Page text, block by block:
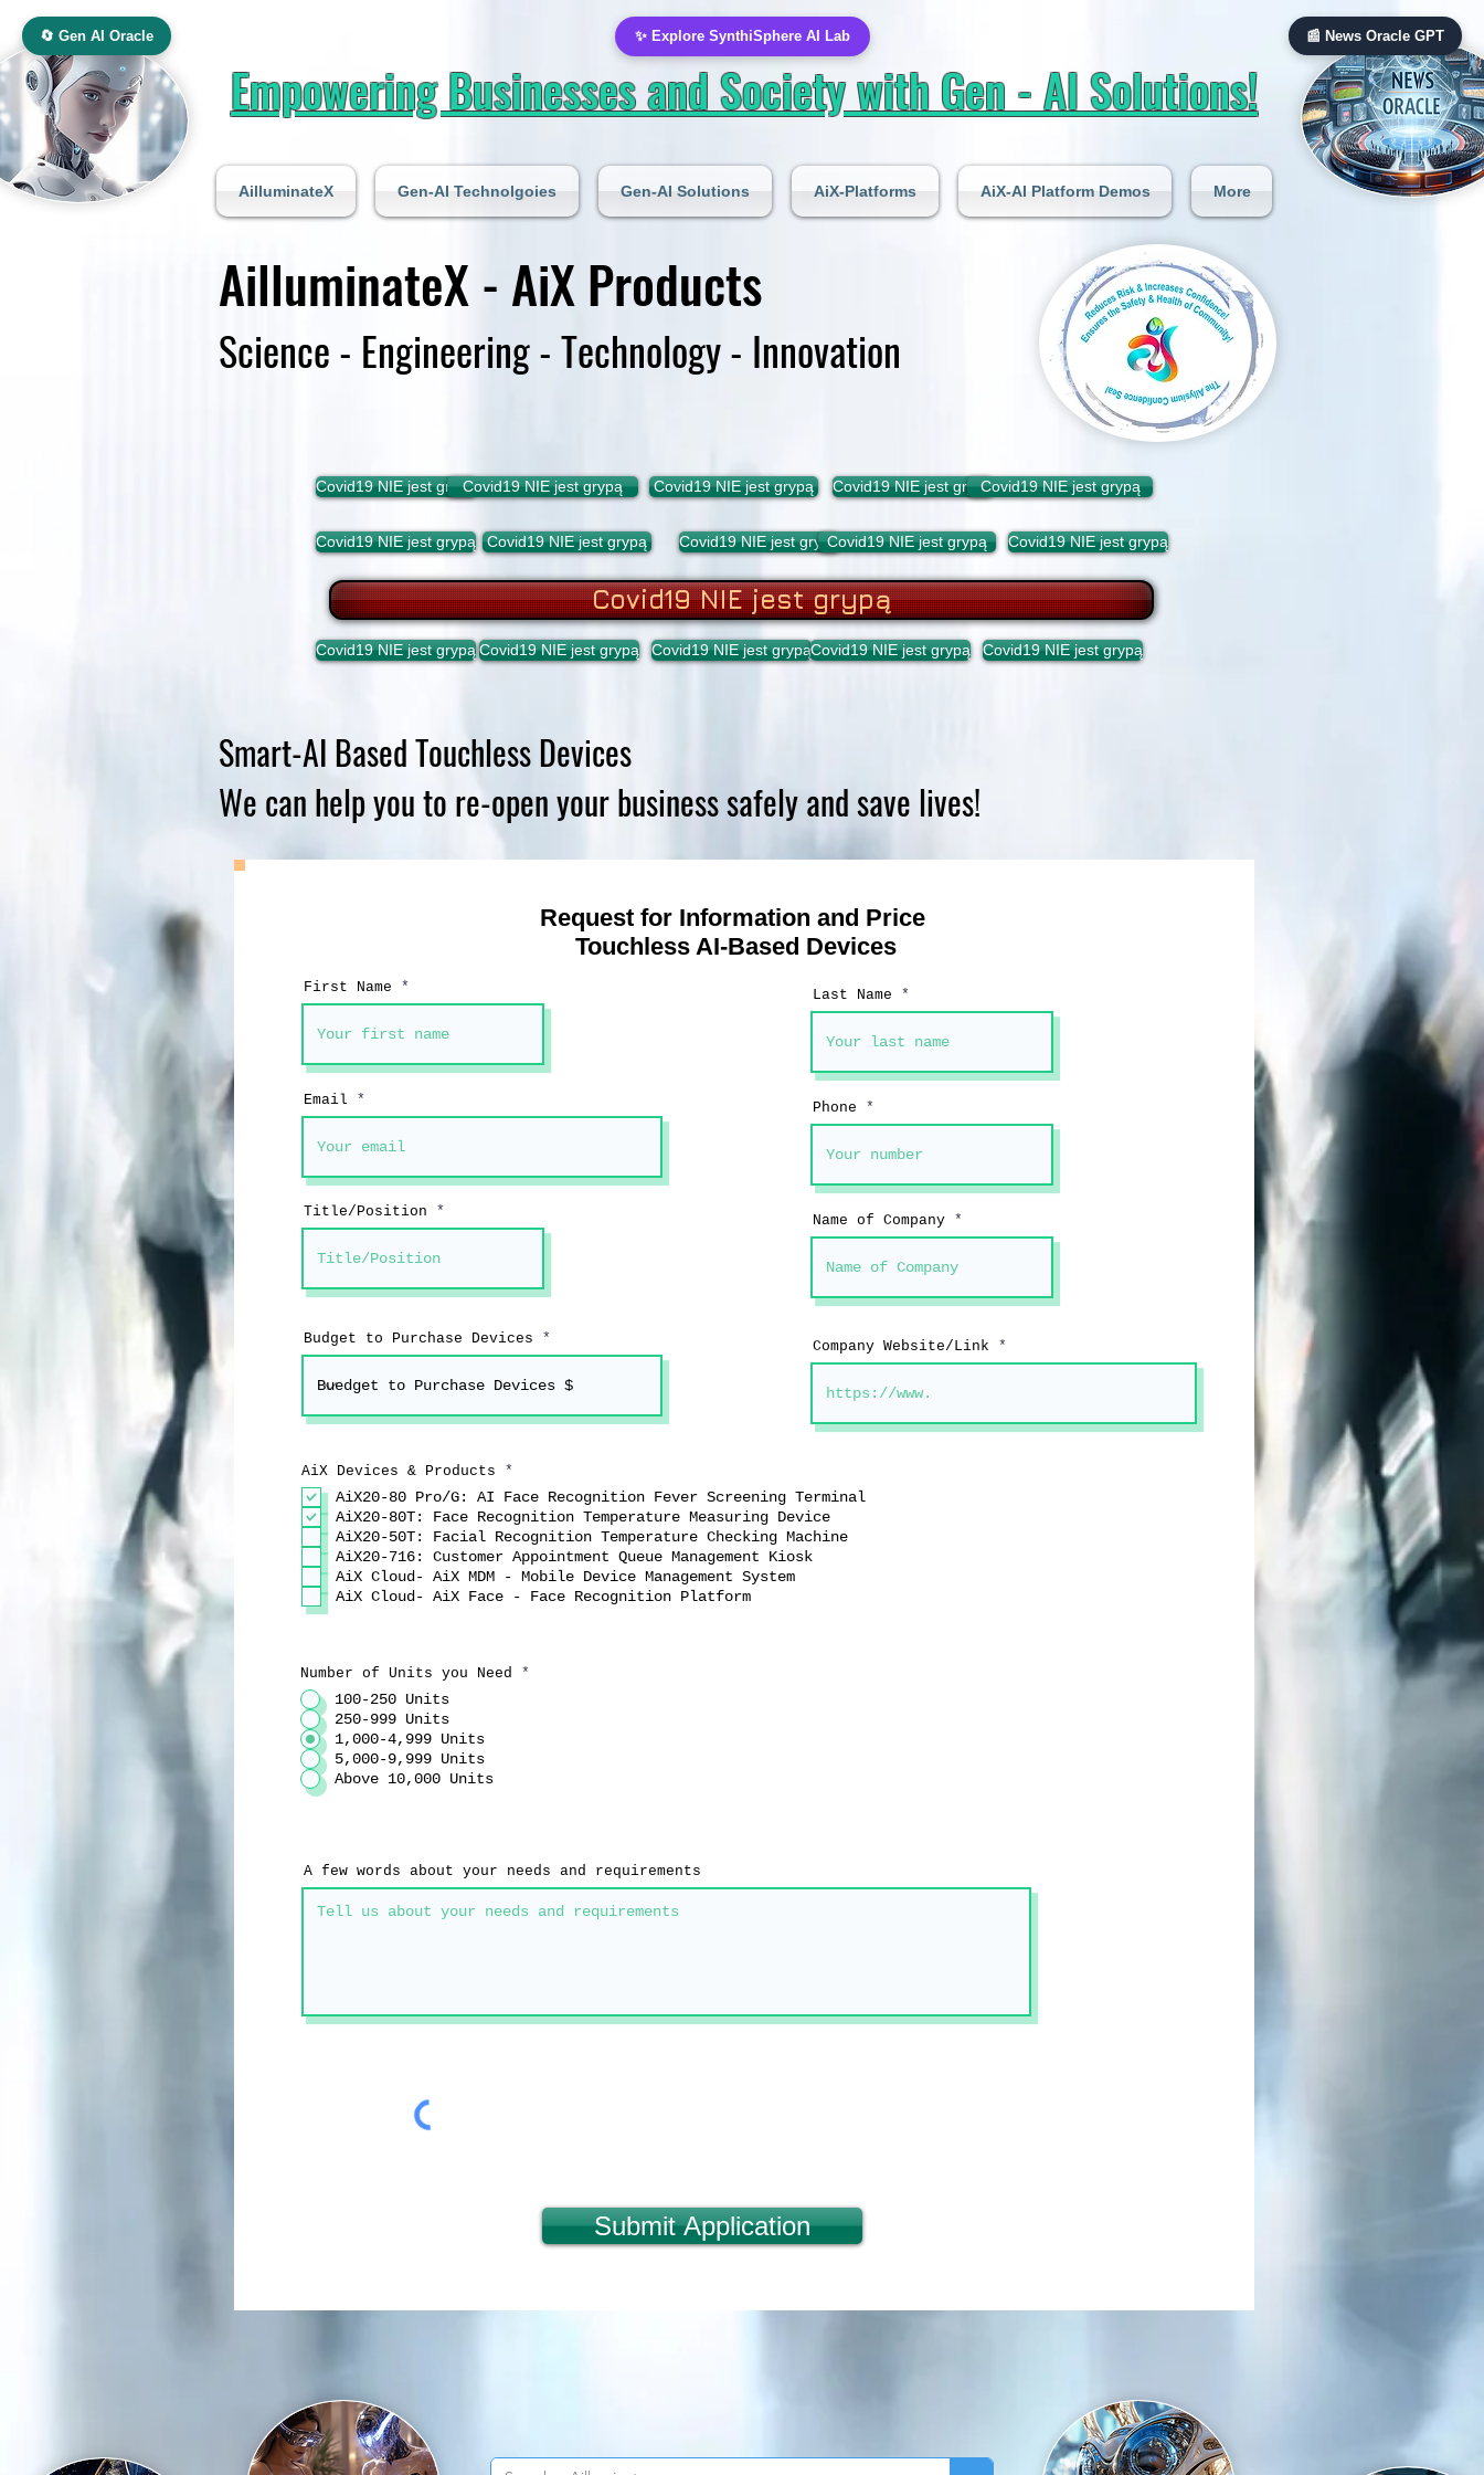
Empowering Businesses and Society with Gen - AI Solutions!
AilluminateX Gen-AI Technolgoies Gen-AI Solutions AiX-Platforms AiX-AI Platform Demos More
AilluminateX - AiX Products
Science - Engineering - Technology - Innovation
Covid19 NIE jest grypąCovid19 NIE jest grypą Covid19 NIE jest grypą Covid19 NIE jest grypąCovid19 NIE jest grypą
Covid19 NIE jest grypą Covid19 NIE jest grypą Covid19 NIE jest grypąCovid19 NIE jest grypą Covid19 NIE jest grypą
Covid19 NIE jest grypą
Covid19 NIE jest grypąCovid19 NIE jest grypą Covid19 NIE jest grypąCovid19 NIE jest grypą Covid19 NIE jest grypą
Smart-AI Based Touchless Devices
We can help you to re-open your business safely and save lives!
Request for Information and Price
Touchless AI-Based Devices
First Name
Email
Title/Position
Budget to Purchase Devices
Last Name
Phone
Name of Company
Company Website/Link
AiX Devices & Products *
m
a
g
a
n
AiX20-80 Pro/G: AI Face Recognition Fever Screening Terminal
AiX20-80T: Face Recognition Temperature Measuring Device
AiX20-50T: Facial Recognition Temperature Checking Machine
AiX20-716: Customer Appointment Queue Management Kiosk
AiX Cloud- AiX MDM - Mobile Device Management System
AiX Cloud- AiX Face - Face Recognition Platform
Number of Units you Need *
100-250 Units
250-999 Units
1,000-4,999 Units
5,000-9,999 Units
Above 10,000 Units
A few words about your needs and requirements
Submit Application
🔄 Gen AI Oracle 📰 News Oracle GPT
✨ Explore SynthiSphere AI Lab